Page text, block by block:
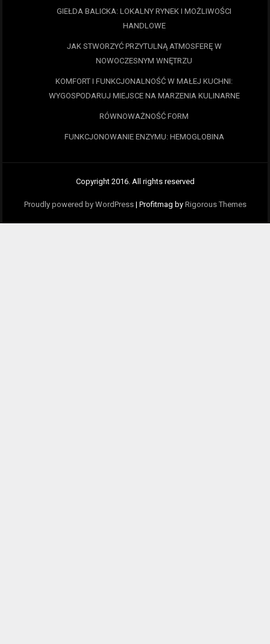
GIEŁDA BALICKA: LOKALNY RYNEK I MOŻLIWOŚCI
HANDLOWE
JAK STWORZYĆ PRZYTULNĄ ATMOSFERĘ W
NOWOCZESNYM WNĘTRZU
KOMFORT I FUNKCJONALNOŚĆ W MAŁEJ KUCHNI:
WYGOSPODARUJ MIEJSCE NA MARZENIA KULINARNE
RÓWNOWAŻNOŚĆ FORM
FUNKCJONOWANIE ENZYMU: HEMOGLOBINA
Copyright 2016. All rights reserved
Proudly powered by WordPress | Profitmag by Rigorous Themes